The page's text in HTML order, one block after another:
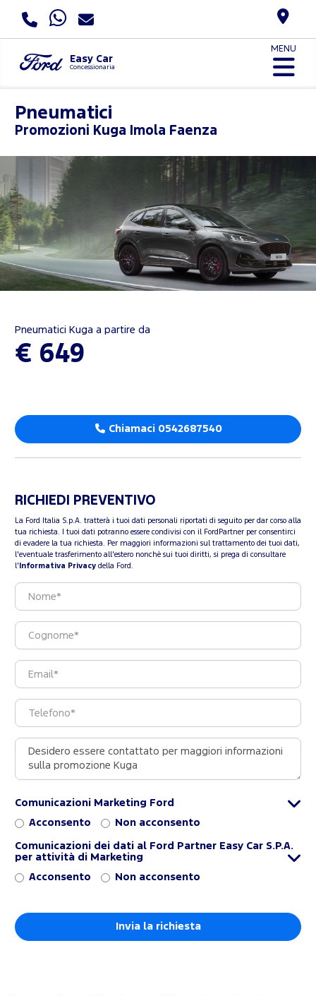
Easy Car
Concessionaria
MENU
Pneumatici
Promozioni Kuga Imola Faenza
Pneumatici Kuga a partire da
€ 649
Chiamaci 0542687540
RICHIEDI PREVENTIVO
La Ford Italia S.p.A. tratterà i tuoi dati personali riportati di seguito per dar corso alla
tua richiesta. I tuoi dati potranno essere condivisi con il FordPartner per consentirci
di evadere la tua richiesta. Per maggiori informazioni sul trattamento dei tuoi dati,
l'eventuale trasferimento all'estero nonchè sui tuoi diritti, si prega di consultare
l' Informativa Privacy della Ford.
Comunicazioni Marketing Ford
Acconsento Non acconsento
Comunicazioni dei dati al Ford Partner Easy Car S.P.A.
per attività di Marketing
Acconsento Non acconsento